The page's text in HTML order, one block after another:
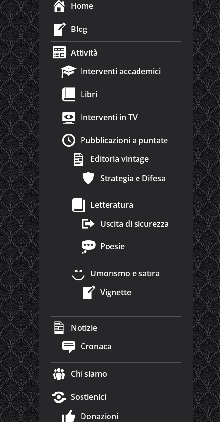
Home
Blog
Attività
Interventi accademici
Libri
Interventi in TV
Pubblicazioni a puntate
Editoria vintage
Strategia e Difesa
Letteratura
Uscita di sicurezza
Poesie
Umorismo e satira
Vignette
Notizie
Cronaca
Chi siamo
Sostienici
Donazioni